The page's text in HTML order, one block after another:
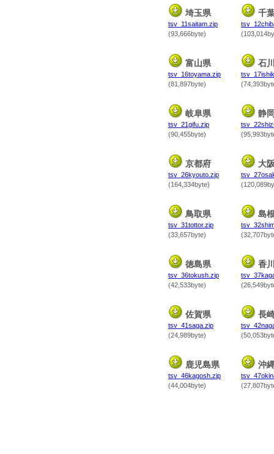
埼玉県
tsv_11saitam.zip
(93,666byte)
千
富山県
tsv_16toyama.zip
(81,897byte)
石
岐阜県
tsv_21gifu.zip
(90,455byte)
静
京都府
tsv_26kyouto.zip
(164,334byte)
大
鳥取県
tsv_31tottor.zip
(33,657byte)
島
徳島県
tsv_36tokush.zip
(42,533byte)
香
佐賀県
tsv_41saga.zip
(24,989byte)
長
鹿児島県
tsv_46kagosh.zip
(44,004byte)
沖